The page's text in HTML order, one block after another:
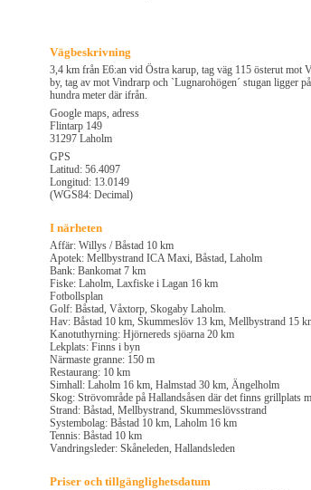
Vägbeskrivning
3,4 km från E6:an vid Östra karup, tag väg 115 österut mot
by, tag av mot Vindrarp och `Lugnarohögen´ stugan ligger
hundra meter där ifrån.
Google maps, adress
Flintarp 149
31297 Laholm
GPS
Latitud: 56.4097
Longitud: 13.0149
(WGS84: Decimal)
I närheten
Affär: Willys / Båstad 10 km
Apotek: Mellbystrand ICA Maxi, Båstad, Laholm
Bank: Bankomat 7 km
Fiske: Laholm, Laxfiske i Lagan 16 km
Fotbollsplan
Golf: Båstad, Våxtorp, Skogaby Laholm.
Hav: Båstad 10 km, Skummeslöv 13 km, Mellbystrand 15
Kanotuthyrning: Hjörnereds sjöarna 20 km
Lekplats: Finns i byn
Närmaste granne: 150 m
Restaurang: 10 km
Simhall: Laholm 16 km, Halmstad 30 km, Ängelholm
Skog: Strövområde på Hallandsåsen där det finns grillplats
Strand: Båstad, Mellbystrand, Skummeslövsstrand
Systembolag: Båstad 10 km, Laholm 16 km
Tennis: Båstad 10 km
Vandringsleder: Skåneleden, Hallandsleden
Priser och tillgänglighetsdatum